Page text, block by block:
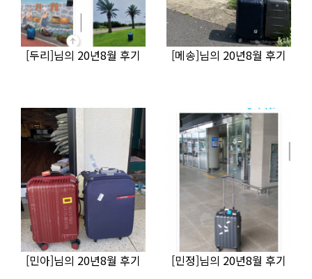
[두리]님의 20년8월 후기 [메송]님의 20년8월 후기
[민아]님의 20년8월 후기 [민정]님의 20년8월 후기